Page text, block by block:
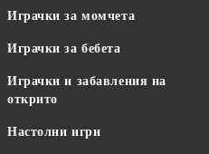
Играчки за момчета
Играчки за бебета
Играчки и забавления на
открито
Настолни игри